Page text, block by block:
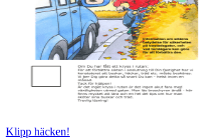
Klipp häcken!